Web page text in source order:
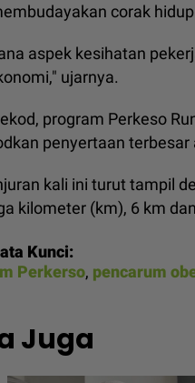
corak
aspek kesihatan
ujarnya.
program Perkeso
penyertaan
kali ini turut tampil
kilometer (km), 6 km
Kunci:
Perkerso, pencarum
Juga